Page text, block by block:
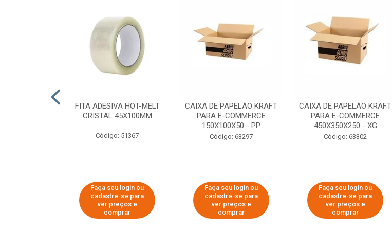
FITA ADESIVA HOT-MELT
CRISTAL 45X100MM
Código: 51367
Faça seu login ou
cadastre-se para
ver preços e
comprar
CAIXA DE PAPELÃO KRAFT
PARA E-COMMERCE
150X100X50 - PP
Código: 63297
Faça seu login ou
cadastre-se para
ver preços e
comprar
CAIXA DE PAPELÃO KRAFT
PARA E-COMMERCE
450X350X250 - XG
Código: 63302
Faça seu login ou
cadastre-se para
ver preços e
comprar